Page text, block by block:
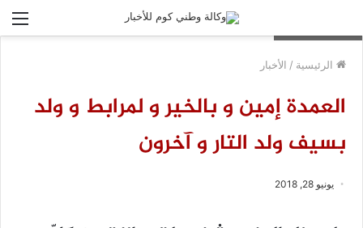
الرئيسية / الأخبار
العمدة إمين و بالخير و لمرابط و ولد
بسيف ولد التار و آخرون
يونيو 28, 2018